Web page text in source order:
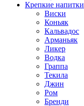
Крепкие напитки
Виски
Коньяк
Кальвадос
Арманьяк
Ликер
Водка
Граппа
Текила
Джин
Ром
Бренди